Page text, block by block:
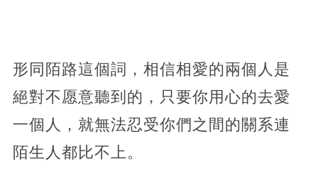
形同陌路這個詞，相信相愛的兩個人是
絕對不愿意聽到的，只要你用心的去愛
一個人，就無法忍受你們之間的關系連
陌生人都比不上。